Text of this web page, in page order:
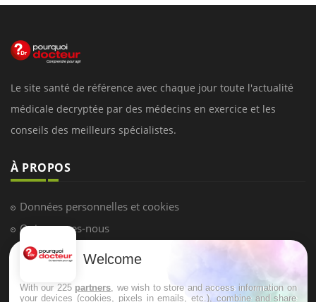
Le site santé de référence avec chaque jour toute l'actualité
médicale decryptée par des médecins en exercice et les
conseils des meilleurs spécialistes.
À PROPOS
Données personnelles et cookies
Qui sommes-nous
Conditions d'utilisation
Mentions Légales
Welcome
With our 225 partners , we wish to store and access information on
your devices (cookies, pixels in emails, etc.), combine and share